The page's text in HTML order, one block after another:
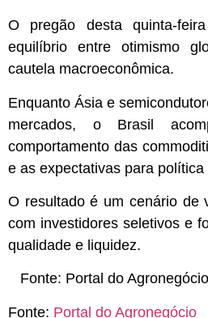
O pregão desta quinta-
equilíbrio entre otimismo
cautela macroeconômica.
Enquanto Ásia e
mercados, o Brasil
comportamento das
e as expectativas para
O resultado é um cenário de
com investidores seletivos e
qualidade e liquidez.
Fonte: Portal do Agronegócio
Fonte: Portal do Agronegócio